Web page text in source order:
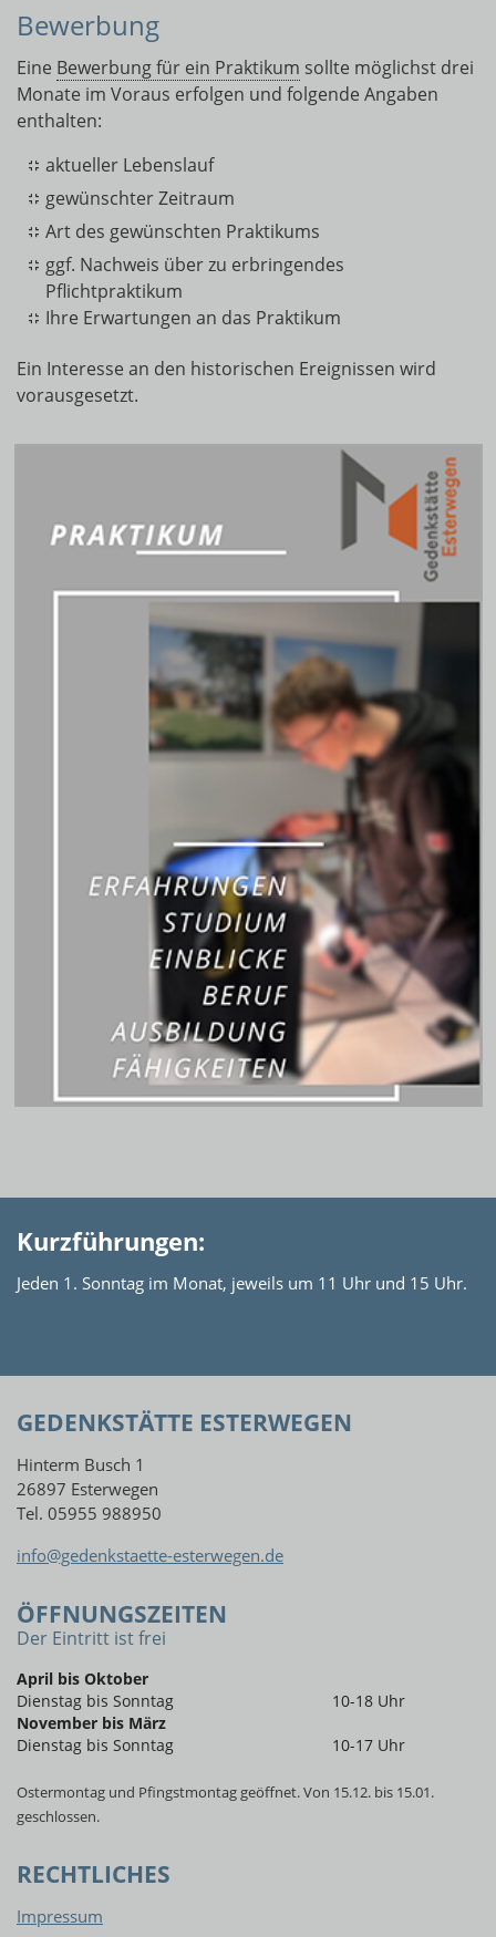
Bewerbung
Eine Bewerbung für ein Praktikum sollte möglichst drei
Monate im Voraus erfolgen und folgende Angaben
enthalten:
aktueller Lebenslauf
gewünschter Zeitraum
Art des gewünschten Praktikums
ggf. Nachweis über zu erbringendes
Pflichtpraktikum
Ihre Erwartungen an das Praktikum
Ein Interesse an den historischen Ereignissen wird
vorausgesetzt.
Kurzführungen:
Jeden 1. Sonntag im Monat, jeweils um 11 Uhr und 15 Uhr.
GEDENKSTÄTTE ESTERWEGEN
Hinterm Busch 1
26897 Esterwegen
Tel. 05955 988950
info@gedenkstaette-esterwegen.de
ÖFFNUNGSZEITEN
Der Eintritt ist frei
April bis Oktober
Dienstag bis Sonntag
10-18 Uhr
November bis März
Dienstag bis Sonntag
10-17 Uhr
Ostermontag und Pfingstmontag geöffnet. Von 15.12. bis 15.01.
geschlossen.
RECHTLICHES
Impressum